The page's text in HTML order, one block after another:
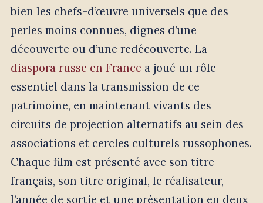
bien les chefs-d’œuvre universels que des
perles moins connues, dignes d’une
découverte ou d’une redécouverte. La
diaspora russe en France a joué un rôle
essentiel dans la transmission de ce
patrimoine, en maintenant vivants des
circuits de projection alternatifs au sein des
associations et cercles culturels russophones.
Chaque film est présenté avec son titre
français, son titre original, le réalisateur,
l’année de sortie et une présentation en deux